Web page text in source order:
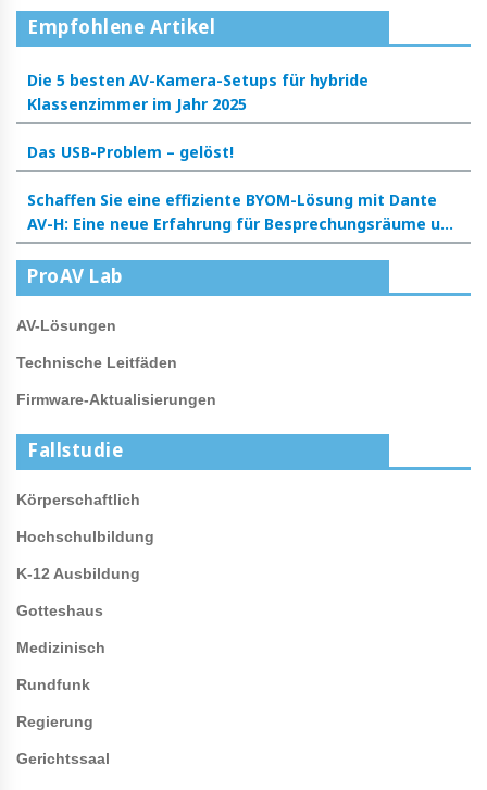
Empfohlene Artikel
Die 5 besten AV-Kamera-Setups für hybride
Klassenzimmer im Jahr 2025
Das USB-Problem – gelöst!
Schaffen Sie eine effiziente BYOM-Lösung mit Dante
AV-H: Eine neue Erfahrung für Besprechungsräume und
Klassenzimmer
ProAV Lab
AV-Lösungen
Technische Leitfäden
Firmware-Aktualisierungen
Fallstudie
Körperschaftlich
Hochschulbildung
K-12 Ausbildung
Gotteshaus
Medizinisch
Rundfunk
Regierung
Gerichtssaal